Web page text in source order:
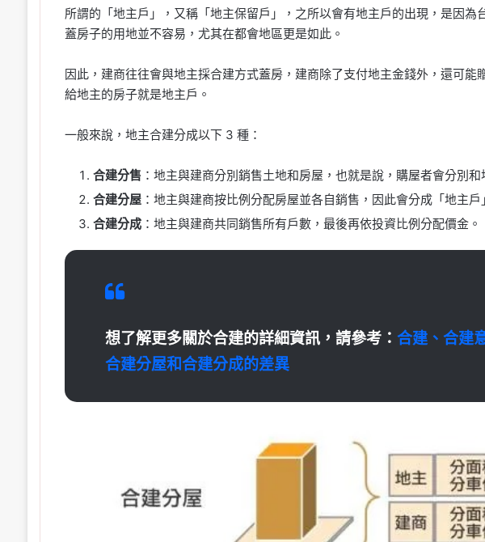
所謂的「地主戶」，又稱「地主保留戶」，之所以會有地主戶的出現，是因為
蓋房子的用地並不容易，尤其在都會地區更是如此。
因此，建商往往會與地主採合建方式蓋房，建商除了支付地主金錢外，還可能
給地主的房子就是地主戶。
一般來說，地主合建分成以下 3 種：
合建分售：地主與建商分別銷售土地和房屋，也就是說，購屋者會分別
合建分屋：地主與建商按比例分配房屋並各自銷售，因此會分成「地主戶
合建分成：地主與建商共同銷售所有戶數，最後再依投資比例分配價金。
想了解更多關於合建的詳細資訊，請參考： 合建、合建
合建分屋和合建分成的差異